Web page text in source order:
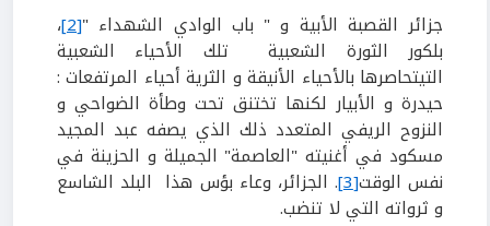
جزائر القصبة الأبية و " باب الوادي الشهداء "[2] ،
بلكور الثورة الشعبية تلك الأحياء الشعبية
التيتحاصرها بالأحياء الأنيقة و الثرية أحياء المرتفعات :
حيدرة و الأبيار لكنها تختنق تحت وطأة الضواحي و
النزوح الريفي المتعدد ذلك الذي يصفه عبد المجيد
مسكود في أغنيته "العاصمة" الجميلة و الحزينة في
نفس الوقت[3] . الجزائر، وعاء بؤس هذا البلد الشاسع
و ثرواته التي لا تنضب.